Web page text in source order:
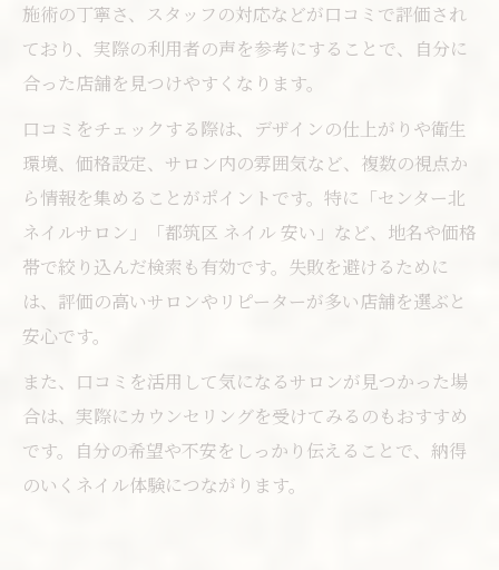
施術の丁寧さ、スタッフの対応などが口コミで評価され
ており、実際の利用者の声を参考にすることで、自分に
合った店舗を見つけやすくなります。
口コミをチェックする際は、デザインの仕上がりや衛生
環境、価格設定、サロン内の雰囲気など、複数の視点か
ら情報を集めることがポイントです。特に「センター北
ネイルサロン」「都筑区 ネイル 安い」など、地名や価格
帯で絞り込んだ検索も有効です。失敗を避けるために
は、評価の高いサロンやリピーターが多い店舗を選ぶと
安心です。
また、口コミを活用して気になるサロンが見つかった場
合は、実際にカウンセリングを受けてみるのもおすすめ
です。自分の希望や不安をしっかり伝えることで、納得
のいくネイル体験につながります。